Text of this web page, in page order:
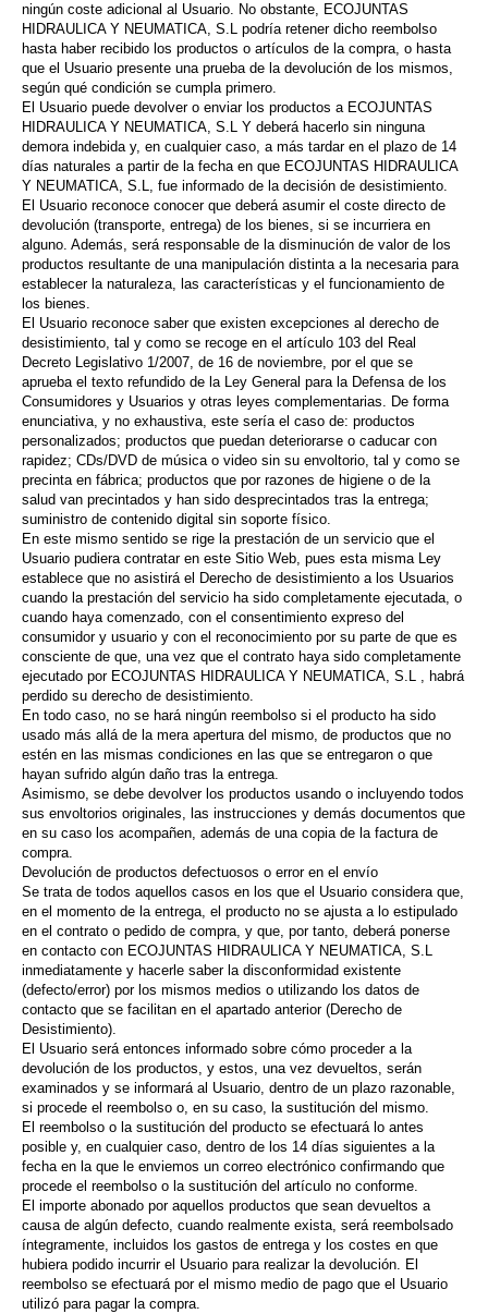
ningún coste adicional al Usuario. No obstante, ECOJUNTAS
HIDRAULICA Y NEUMATICA, S.L podría retener dicho reembolso
hasta haber recibido los productos o artículos de la compra, o hasta
que el Usuario presente una prueba de la devolución de los mismos,
según qué condición se cumpla primero.
El Usuario puede devolver o enviar los productos a ECOJUNTAS
HIDRAULICA Y NEUMATICA, S.L Y deberá hacerlo sin ninguna
demora indebida y, en cualquier caso, a más tardar en el plazo de 14
días naturales a partir de la fecha en que ECOJUNTAS HIDRAULICA
Y NEUMATICA, S.L, fue informado de la decisión de desistimiento.
El Usuario reconoce conocer que deberá asumir el coste directo de
devolución (transporte, entrega) de los bienes, si se incurriera en
alguno. Además, será responsable de la disminución de valor de los
productos resultante de una manipulación distinta a la necesaria para
establecer la naturaleza, las características y el funcionamiento de
los bienes.
El Usuario reconoce saber que existen excepciones al derecho de
desistimiento, tal y como se recoge en el artículo 103 del Real
Decreto Legislativo 1/2007, de 16 de noviembre, por el que se
aprueba el texto refundido de la Ley General para la Defensa de los
Consumidores y Usuarios y otras leyes complementarias. De forma
enunciativa, y no exhaustiva, este sería el caso de: productos
personalizados; productos que puedan deteriorarse o caducar con
rapidez; CDs/DVD de música o video sin su envoltorio, tal y como se
precinta en fábrica; productos que por razones de higiene o de la
salud van precintados y han sido desprecintados tras la entrega;
suministro de contenido digital sin soporte físico.
En este mismo sentido se rige la prestación de un servicio que el
Usuario pudiera contratar en este Sitio Web, pues esta misma Ley
establece que no asistirá el Derecho de desistimiento a los Usuarios
cuando la prestación del servicio ha sido completamente ejecutada, o
cuando haya comenzado, con el consentimiento expreso del
consumidor y usuario y con el reconocimiento por su parte de que es
consciente de que, una vez que el contrato haya sido completamente
ejecutado por ECOJUNTAS HIDRAULICA Y NEUMATICA, S.L , habrá
perdido su derecho de desistimiento.
En todo caso, no se hará ningún reembolso si el producto ha sido
usado más allá de la mera apertura del mismo, de productos que no
estén en las mismas condiciones en las que se entregaron o que
hayan sufrido algún daño tras la entrega.
Asimismo, se debe devolver los productos usando o incluyendo todos
sus envoltorios originales, las instrucciones y demás documentos que
en su caso los acompañen, además de una copia de la factura de
compra.
Devolución de productos defectuosos o error en el envío
Se trata de todos aquellos casos en los que el Usuario considera que,
en el momento de la entrega, el producto no se ajusta a lo estipulado
en el contrato o pedido de compra, y que, por tanto, deberá ponerse
en contacto con ECOJUNTAS HIDRAULICA Y NEUMATICA, S.L
inmediatamente y hacerle saber la disconformidad existente
(defecto/error) por los mismos medios o utilizando los datos de
contacto que se facilitan en el apartado anterior (Derecho de
Desistimiento).
El Usuario será entonces informado sobre cómo proceder a la
devolución de los productos, y estos, una vez devueltos, serán
examinados y se informará al Usuario, dentro de un plazo razonable,
si procede el reembolso o, en su caso, la sustitución del mismo.
El reembolso o la sustitución del producto se efectuará lo antes
posible y, en cualquier caso, dentro de los 14 días siguientes a la
fecha en la que le enviemos un correo electrónico confirmando que
procede el reembolso o la sustitución del artículo no conforme.
El importe abonado por aquellos productos que sean devueltos a
causa de algún defecto, cuando realmente exista, será reembolsado
íntegramente, incluidos los gastos de entrega y los costes en que
hubiera podido incurrir el Usuario para realizar la devolución. El
reembolso se efectuará por el mismo medio de pago que el Usuario
utilizó para pagar la compra.